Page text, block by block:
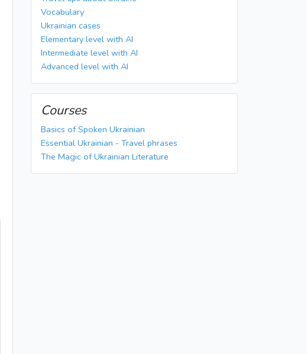
Vocabulary
Ukrainian cases
Elementary level with AI
Intermediate level with AI
Advanced level with AI
Courses
Basics of Spoken Ukrainian
Essential Ukrainian - Travel phrases
The Magic of Ukrainian Literature